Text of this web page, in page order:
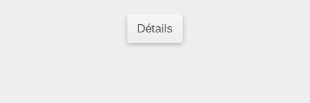
Détails